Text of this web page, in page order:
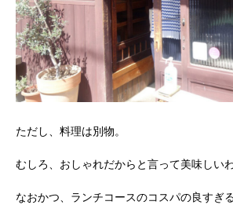
ただし、料理は別物。
むしろ、おしゃれだからと言って美味しい
なおかつ、ランチコースのコスパの良すぎ